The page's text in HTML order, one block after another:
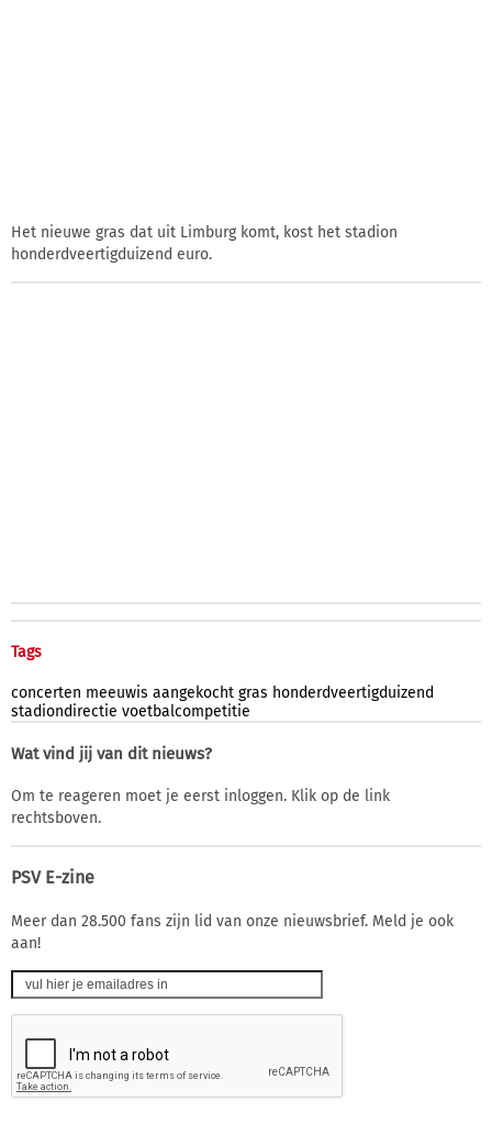
Het nieuwe gras dat uit Limburg komt, kost het stadion
honderdveertigduizend euro.
Tags
concerten meeuwis aangekocht gras honderdveertigduizend
stadiondirectie voetbalcompetitie
Wat vind jij van dit nieuws?
Om te reageren moet je eerst inloggen. Klik op de link
rechtsboven.
PSV E-zine
Meer dan 28.500 fans zijn lid van onze nieuwsbrief. Meld je ook
aan!